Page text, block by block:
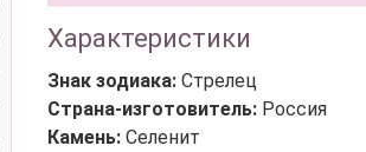
Характеристики
Знак зодиака: Стрелец
Страна-изготовитель: Россия
Камень: Селенит